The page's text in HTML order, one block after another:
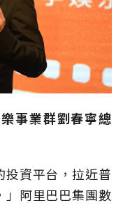
事業群劉春寧總
投資平台，拉近普
」阿里巴巴集團數